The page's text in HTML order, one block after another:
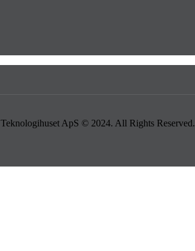
Teknologihuset ApS © 2024. All Rights Reserved.